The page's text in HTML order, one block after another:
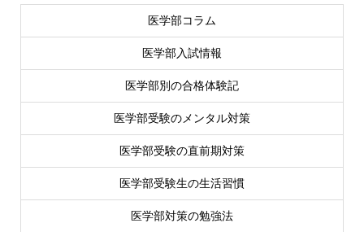
医学部コラム
医学部入試情報
医学部別の合格体験記
医学部受験のメンタル対策
医学部受験の直前期対策
医学部受験生の生活習慣
医学部対策の勉強法